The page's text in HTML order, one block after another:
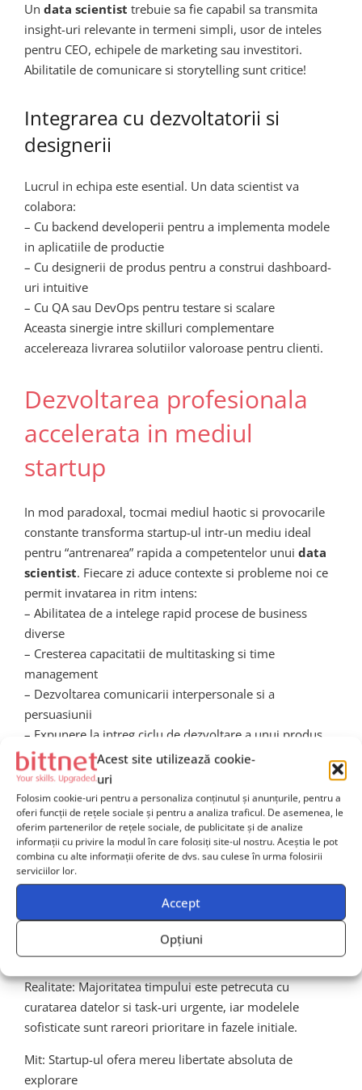
Acest site utilizează cookie-
uri
Folosim cookie-uri pentru a personaliza conținutul și anunțurile, pentru a
oferi funcții de rețele sociale și pentru a analiza traficul. De asemenea, le
oferim partenerilor de rețele sociale, de publicitate și de analize
informații cu privire la modul în care folosiți site-ul nostru. Aceștia le pot
combina cu alte informații oferite de dvs. sau culese în urma folosirii
serviciilor lor.
Accept
Opțiuni
Un data scientist trebuie sa fie capabil sa transmita
insight-uri relevante in termeni simpli, usor de inteles
pentru CEO, echipele de marketing sau investitori.
Abilitatile de comunicare si storytelling sunt critice!
Integrarea cu dezvoltatorii si
designerii
Lucrul in echipa este esential. Un data scientist va
colabora:
– Cu backend developerii pentru a implementa modele
in aplicatiile de productie
– Cu designerii de produs pentru a construi dashboard-
uri intuitive
– Cu QA sau DevOps pentru testare si scalare
Aceasta sinergie intre skilluri complementare
accelereaza livrarea solutiilor valoroase pentru clienti.
Dezvoltarea profesionala
accelerata in mediul
startup
In mod paradoxal, tocmai mediul haotic si provocarile
constante transforma startup-ul intr-un mediu ideal
pentru “antrenarea” rapida a competentelor unui data
scientist. Fiecare zi aduce contexte si probleme noi ce
permit invatarea in ritm intens:
– Abilitatea de a intelege rapid procese de business
diverse
– Cresterea capacitatii de multitasking si time
management
– Dezvoltarea comunicarii interpersonale si a
persuasiunii
– Expunere la intreg ciclu de dezvoltare a unui produs
digital
Cei care rezista ritmului si se adapteaza pot deveni
specialisti extrem de valorosi, cautati ulterior atat de
startup-uri cat si de corporatii.
Mituri si realitati despre
viata intr-un startup tech
Mit: Data scientistul are mereu timp sa creeze modele
Realitate: Majoritatea timpului este petrecuta cu
curatarea datelor si task-uri urgente, iar modelele
sofisticate sunt rareori prioritare in fazele initiale.
Mit: Startup-ul ofera mereu libertate absoluta de
explorare